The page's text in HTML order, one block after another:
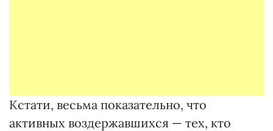
Кстати, весьма показательно, что
активных воздержавшихся — тех, кто